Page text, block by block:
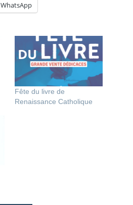
WhatsApp
Fête du livre de
Renaissance Catholique